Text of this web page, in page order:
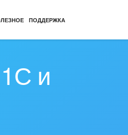
ПОДДЕРЖКА
и